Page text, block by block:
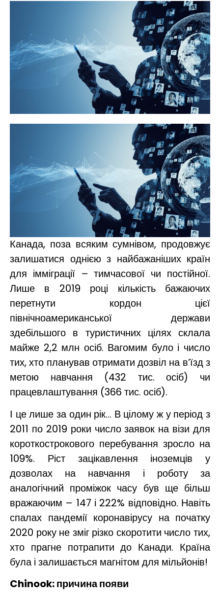
Канада, поза всяким сумнівом, продовжує
залишатися однією з найбажаніших країн
для імміграції – тимчасової чи постійної.
Лише в 2019 році кількість бажаючих
перетнути кордон цієї
північноамериканської держави
здебільшого в туристичних цілях склала
майже 2,2 млн осіб. Вагомим було і число
тих, хто планував отримати дозвіл на в’їзд з
метою навчання (432 тис. осіб) чи
працевлаштування (366 тис. осіб).
І це лише за один рік… В цілому ж у період з
2011 по 2019 роки число заявок на візи для
короткострокового перебування зросло на
109%. Ріст зацікавлення іноземців у
дозволах на навчання і роботу за
аналогічний проміжок часу був ще більш
вражаючим – 147 і 222% відповідно. Навіть
спалах пандемії коронавірусу на початку
2020 року не зміг різко скоротити число тих,
хто прагне потрапити до Канади. Країна
була і залишається магнітом для мільйонів!
Chinook: причина появи